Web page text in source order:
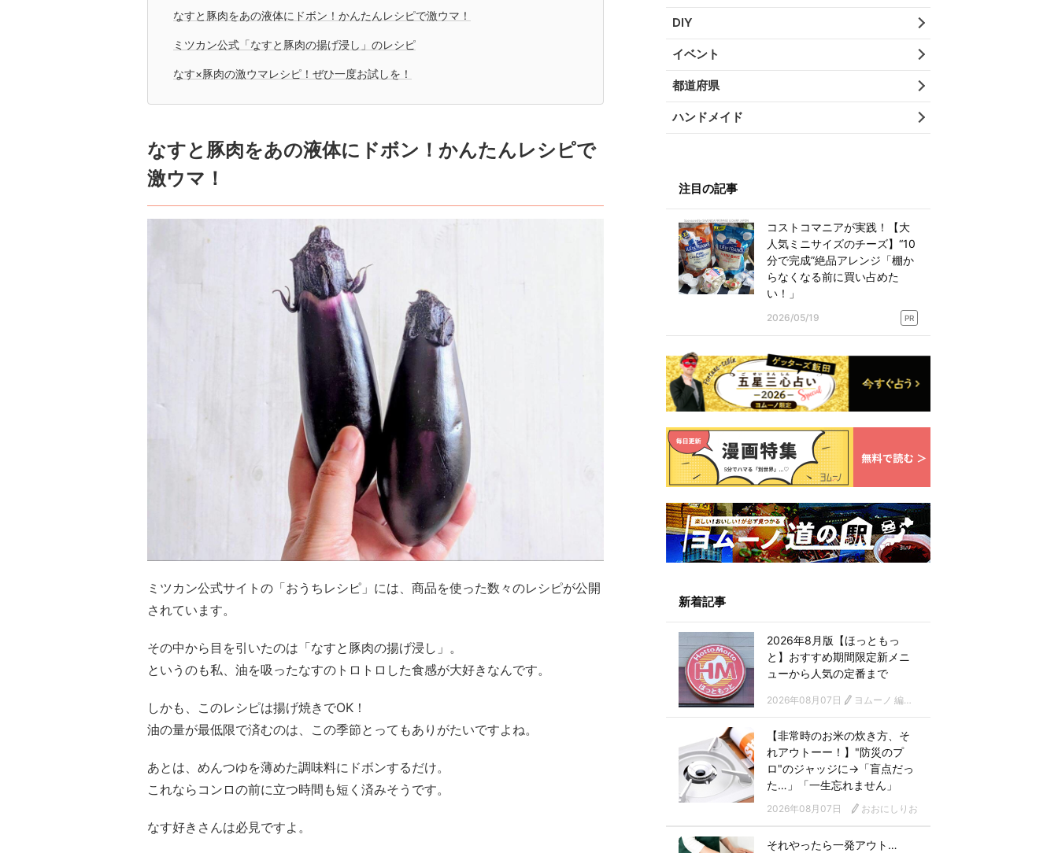
なすと豚肉をあの液体にドボン！かんたんレシピで激ウマ！
ミツカン公式「なすと豚肉の揚げ浸し」のレシピ
なす×豚肉の激ウマレシピ！ぜひ一度お試しを！
なすと豚肉をあの液体にドボン！かんたんレシピで
激ウマ！
ミツカン公式サイトの「おうちレシピ」には、商品を使った数々のレシピが公開
されています。
その中から目を引いたのは「なすと豚肉の揚げ浸し」。
というのも私、油を吸ったなすのトロトロした食感が大好きなんです。
しかも、このレシピは揚げ焼きでOK！
油の量が最低限で済むのは、この季節とってもありがたいですよね。
あとは、めんつゆを薄めた調味料にドボンするだけ。
これならコンロの前に立つ時間も短く済みそうです。
なす好きさんは必見ですよ。
DIY
イベント
都道府県
ハンドメイド
注目の記事
コストコマニアが実践！【大
人気ミニサイズのチーズ】“10
分で完成”絶品アレンジ「棚か
らなくなる前に買い占めた
い！」
2026/05/19 PR
新着記事
2026年8月版【ほっともっ
と】おすすめ期間限定新メニ
ューから人気の定番まで
2026年08月07日 ヨムーノ 編集部
【非常時のお米の炊き方、そ
れアウトーー！】"防災のプ
ロ"のジャッジに→「盲点だっ
た…」「一生忘れません」
2026年08月07日 おおにしりお
それやったら一発アウト…